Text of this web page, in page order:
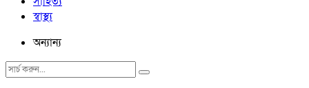
স্বাস্থ্য
অন্যান্য